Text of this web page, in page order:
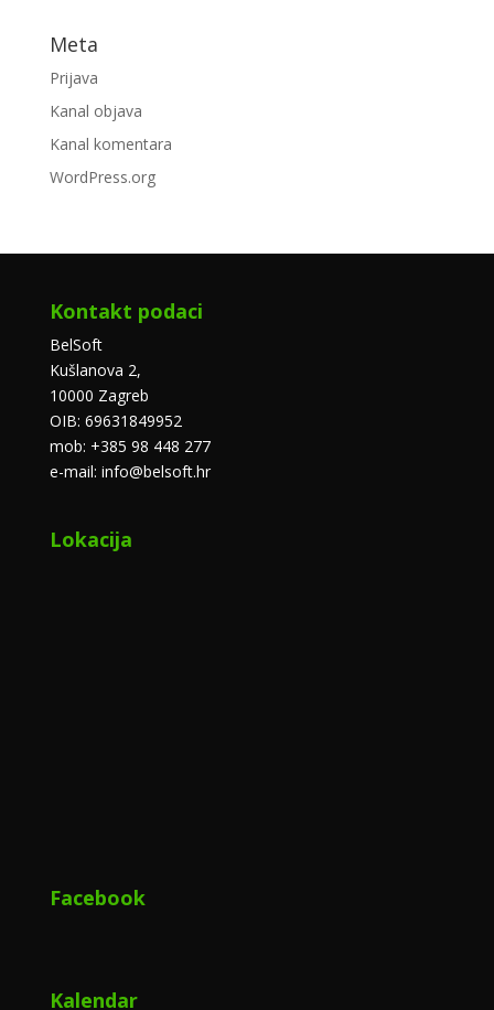
Meta
Prijava
Kanal objava
Kanal komentara
WordPress.org
Kontakt podaci
BelSoft
Kušlanova 2,
10000 Zagreb
OIB: 69631849952
mob: +385 98 448 277
e-mail: info@belsoft.hr
Lokacija
Facebook
Kalendar